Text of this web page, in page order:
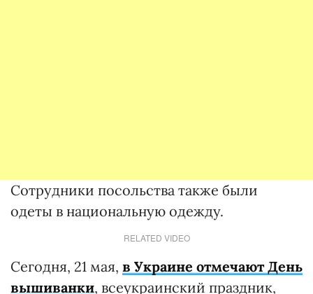
Сотрудники посольства также были
одеты в национальную одежду.
RELATED VIDEO
Сегодня, 21 мая, в Украине отмечают День
вышиванки, всеукраинский праздник,